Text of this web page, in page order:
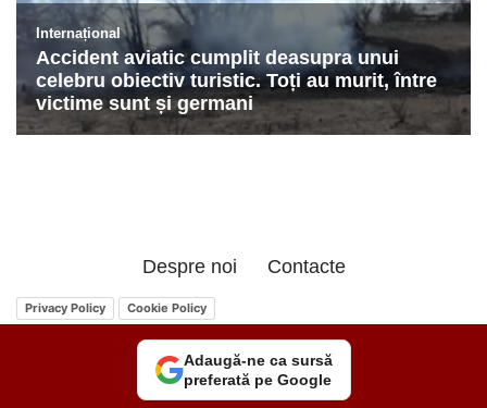
Despre noi Contacte
Privacy Policy Cookie Policy
Adaugă-ne ca sursă
preferată pe Google